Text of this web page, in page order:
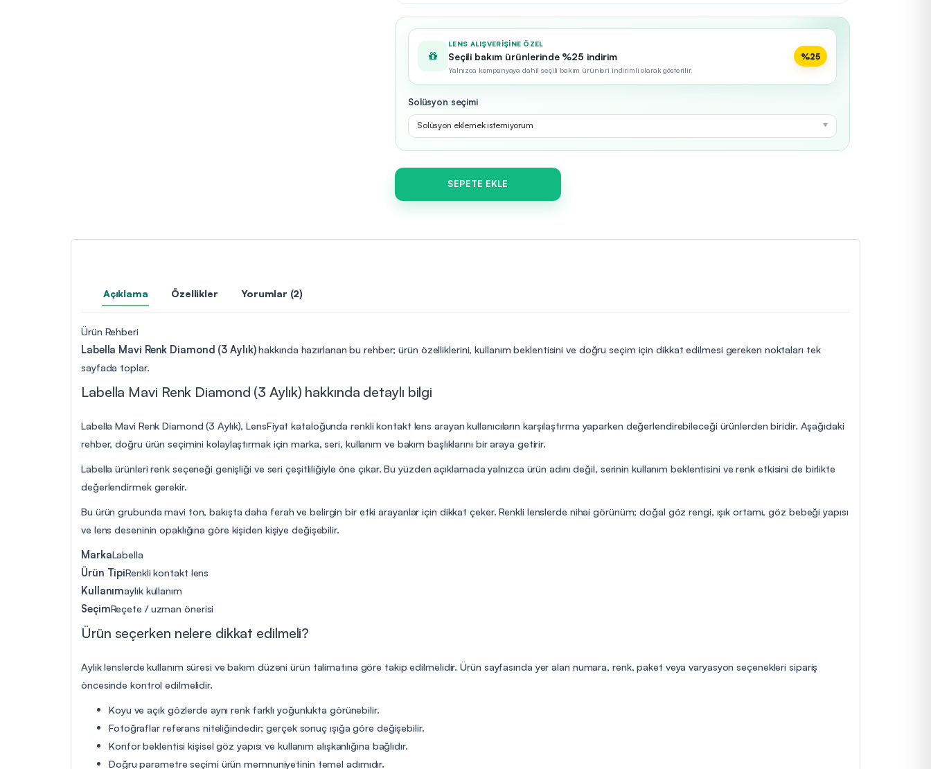
LENS ALIŞVERIŞINE ÖZEL
Seçili bakım ürünlerinde %25 indirim
Yalnızca kampanyaya dahil seçili bakım ürünleri indirimli olarak gösterilir.
%25
Solüsyon seçimi
Solüsyon eklemek istemiyorum
SEPETE EKLE
Açıklama Özellikler Yorumlar (2)
Ürün Rehberi
Labella Mavi Renk Diamond (3 Aylık)hakkında hazırlanan bu rehber; ürün özelliklerini, kullanım beklentisini ve doğru seçim için dikkat edilmesi gereken noktaları tek
sayfada toplar.
Labella Mavi Renk Diamond (3 Aylık) hakkında detaylı bilgi
Labella Mavi Renk Diamond (3 Aylık), LensFiyat kataloğunda renkli kontakt lens arayan kullanıcıların karşılaştırma yaparken değerlendirebileceği ürünlerden biridir. Aşağıdaki
rehber, doğru ürün seçimini kolaylaştırmak için marka, seri, kullanım ve bakım başlıklarını bir araya getirir.
Labella ürünleri renk seçeneği genişliği ve seri çeşitliliğiyle öne çıkar. Bu yüzden açıklamada yalnızca ürün adını değil, serinin kullanım beklentisini ve renk etkisini de birlikte
değerlendirmek gerekir.
Bu ürün grubunda mavi ton, bakışta daha ferah ve belirgin bir etki arayanlar için dikkat çeker. Renkli lenslerde nihai görünüm; doğal göz rengi, ışık ortamı, göz bebeği yapısı
ve lens deseninin opaklığına göre kişiden kişiye değişebilir.
MarkaLabella
Ürün TipiRenkli kontakt lens
Kullanımaylık kullanım
SeçimReçete / uzman önerisi
Ürün seçerken nelere dikkat edilmeli?
Aylık lenslerde kullanım süresi ve bakım düzeni ürün talimatına göre takip edilmelidir. Ürün sayfasında yer alan numara, renk, paket veya varyasyon seçenekleri sipariş
öncesinde kontrol edilmelidir.
Koyu ve açık gözlerde aynı renk farklı yoğunlukta görünebilir.
Fotoğraflar referans niteliğindedir; gerçek sonuç ışığa göre değişebilir.
Konfor beklentisi kişisel göz yapısı ve kullanım alışkanlığına bağlıdır.
Doğru parametre seçimi ürün memnuniyetinin temel adımıdır.